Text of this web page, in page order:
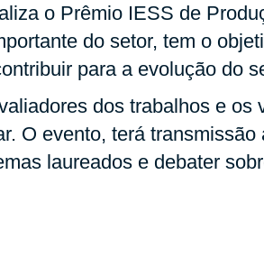
o Prêmio IESS de
do setor, tem o
para a evolução do
dos trabalhos e
O evento, terá
laureados e debater